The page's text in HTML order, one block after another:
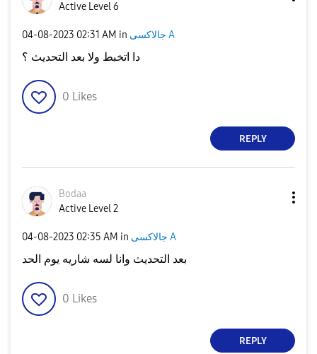
Active Level 6
‎04-08-2023 02:31 AM in جالاكسى A
دا اتخبط ولا بعد التحديث ؟
0 Likes
REPLY
Bodaa
Active Level 2
‎04-08-2023 02:35 AM in جالاكسى A
بعد التحديث وانا لسه شاريه يوم الحد
0 Likes
REPLY